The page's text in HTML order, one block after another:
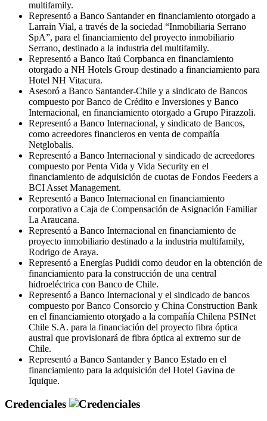
multifamily.
Representó a Banco Santander en financiamiento otorgado a
Larrain Vial, a través de la sociedad “Inmobiliaria Serrano
SpA”, para el financiamiento del proyecto inmobiliario
Serrano, destinado a la industria del multifamily.
Representó a Banco Itaú Corpbanca en financiamiento
otorgado a NH Hotels Group destinado a financiamiento para
Hotel NH Vitacura.
Asesoró a Banco Santander-Chile y a sindicato de Bancos
compuesto por Banco de Crédito e Inversiones y Banco
Internacional, en financiamiento otorgado a Grupo Pirazzoli.
Representó a Banco Internacional, y sindicato de Bancos,
como acreedores financieros en venta de compañía
Netglobalis.
Representó a Banco Internacional y sindicado de acreedores
compuesto por Penta Vida y Vida Security en el
financiamiento de adquisición de cuotas de Fondos Feeders a
BCI Asset Management.
Representó a Banco Internacional en financiamiento
corporativo a Caja de Compensación de Asignación Familiar
La Araucana.
Representó a Banco Internacional en financiamiento de
proyecto inmobiliario destinado a la industria multifamily,
Rodrigo de Araya.
Representó a Energías Pudidi como deudor en la obtención de
financiamiento para la construcción de una central
hidroeléctrica con Banco de Chile.
Representó a Banco Internacional y el sindicado de bancos
compuesto por Banco Consorcio y China Construction Bank
en el financiamiento otorgado a la compañía Chilena PSINet
Chile S.A. para la financiación del proyecto fibra óptica
austral que provisionará de fibra óptica al extremo sur de
Chile.
Representó a Banco Santander y Banco Estado en el
financiamiento para la adquisición del Hotel Gavina de
Iquique.
Credenciales